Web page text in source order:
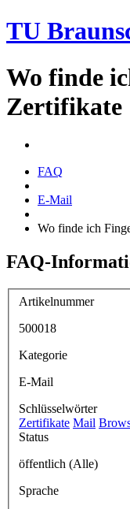
TU
Wo finde
Zertifikate
FAQ
E-Mail
Wo finde ich
FAQ-
Artikelnummer
500018
Kategorie
E-Mail
Schlüsselwörter
Zertifikate Mail
Status
öffentlich (Alle)
Sprache